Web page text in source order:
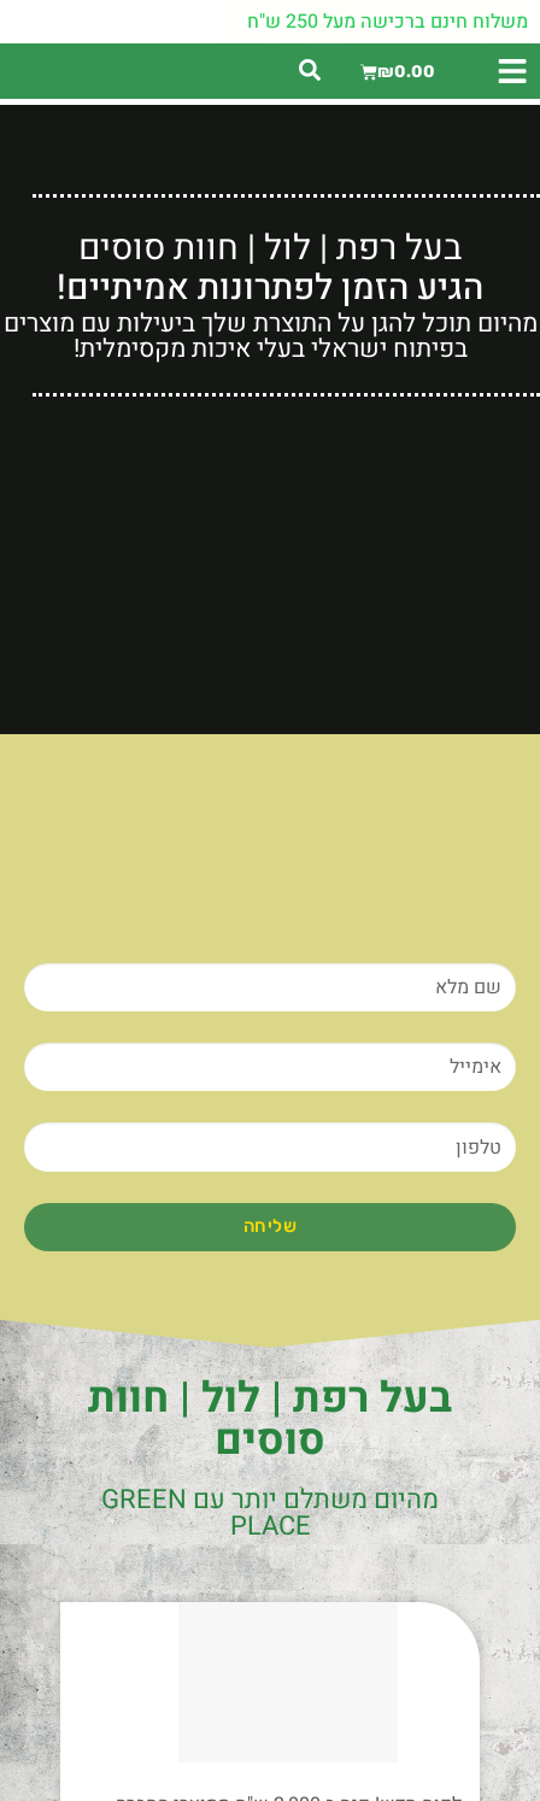
משלוח חינם ברכישה מעל 250 ש"ח
₪0.00
בעל רפת | לול | חוות סוסים
הגיע הזמן לפתרונות אמיתיים!
מהיום תוכל להגן על התוצרת שלך ביעילות עם מוצרים
בפיתוח ישראלי בעלי איכות מקסימלית!
שליחה
בעל רפת | לול | חוות
סוסים
מהיום משתלם יותר עם GREEN
PLACE